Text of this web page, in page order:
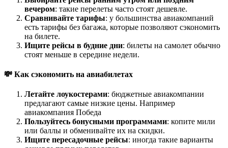
вечером: такие перелеты часто стоят дешевле.
Сравнивайте тарифы: у большинства авиакомпаний
есть тарифы без багажа, которые позволяют сэкономить
на билете.
Ищите рейсы в будние дни: билеты на самолет обычно
стоят меньше в середине недели.
💸 Как сэкономить на авиабилетах
Летайте лоукостерами: бюджетные авиакомпании
предлагают самые низкие цены. Например
авиакомпания Победа
Пользуйтесь бонусными программами: копите мили
или баллы и обменивайте их на скидки.
Ищите пересадочные рейсы: иногда такие варианты